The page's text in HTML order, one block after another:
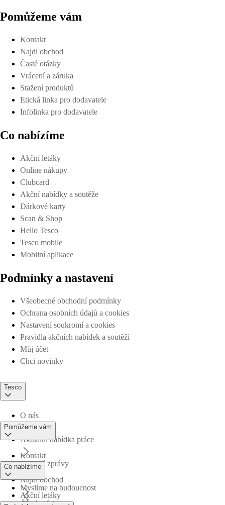
Pomůžeme vám
Kontakt
Najdi obchod
Časté otázky
Vrácení a záruka
Stažení produktů
Etická linka pro dodavatele
Infolinka pro dodavatele
Co nabízíme
Akční letáky
Online nákupy
Clubcard
Akční nabídky a soutěže
Dárkové karty
Scan & Shop
Hello Tesco
Tesco mobile
Mobilní aplikace
Podmínky a nastavení
Všeobecné obchodní podmínky
Ochrana osobních údajů a cookies
Nastavení soukromí a cookies
Pravidla akčních nabídek a soutěží
Můj účet
Chci novinky
Tesco
O nás
Aktuální nabídka práce
Tiskové zprávy
Myslíme na budoucnost
Pomůžeme vám
Kontakt
Najdi obchod
Co nabízíme
Akční letáky